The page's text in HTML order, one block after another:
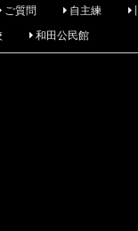
ご質問 自主練
和田公民館